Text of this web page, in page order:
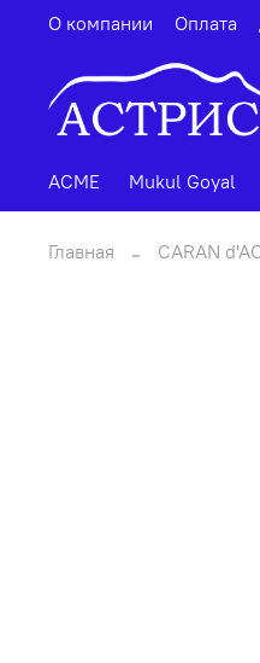
О компании Оплата
ACME Mukul Goyal
Главная CARAN